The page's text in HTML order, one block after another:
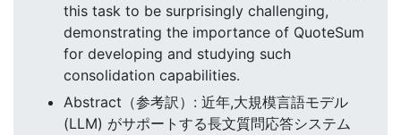
this task to be surprisingly challenging,
demonstrating the importance of QuoteSum
for developing and studying such
consolidation capabilities.
Abstract（参考訳）: 近年,大規模言語モデル
(LLM) がサポートする長文質問応答システム